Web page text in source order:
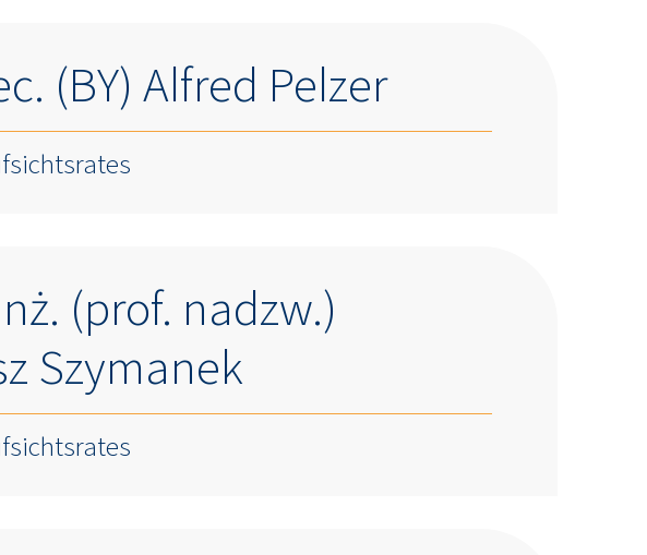
(BY) Alfred Pelzer
(prof. nadzw.)
Szymanek